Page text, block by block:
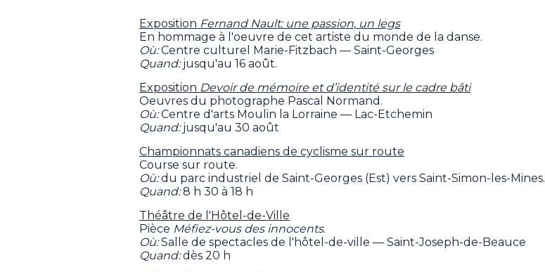
Exposition Fernand Nault: une passion, un legs
En hommage à l'oeuvre de cet artiste du monde de la danse.
Où:Centre culturel Marie-Fitzbach — Saint-Georges
Quand:jusqu'au 16 août.
Exposition Devoir de mémoire et d’identité sur le cadre bâti
Oeuvres du photographe Pascal Normand.
Où:Centre d'arts Moulin la Lorraine — Lac-Etchemin
Quand:jusqu'au 30 août
Championnats canadiens de cyclisme sur route
Course sur route.
Où:du parc industriel de Saint-Georges (Est) vers Saint-Simon-les-Mines.
Quand:8 h 30 à 18 h
Théâtre de l'Hôtel-de-Ville
Pièce Méfiez-vous des innocents.
Où:Salle de spectacles de l'hôtel-de-ville — Saint-Joseph-de-Beauce
Quand:dès 20 h